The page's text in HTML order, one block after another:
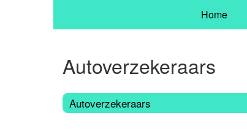
Home
Autoverzekeraars
Autoverzekeraars